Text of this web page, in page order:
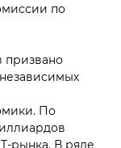
по
призвано
По
рынка. В ряде